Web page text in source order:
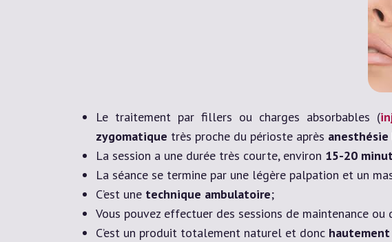
Le traitement par fillers ou charges absorbables (
zygomatique très proche du périoste après anesthésie
La session a une durée très courte, environ 15-20
La séance se termine par une légère palpation et un
C’est une technique ambulatoire;
Vous pouvez effectuer des sessions de maintenance
C’est un produit totalement naturel et donc